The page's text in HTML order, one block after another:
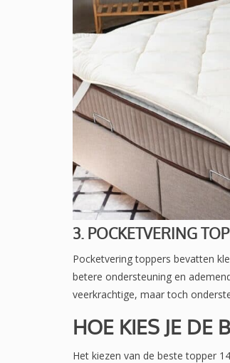
3. POCKETVERING
Pocketvering toppers bevatten
betere ondersteuning en
veerkrachtige, maar toch
HOE KIES JE DE
Het kiezen van de beste topper